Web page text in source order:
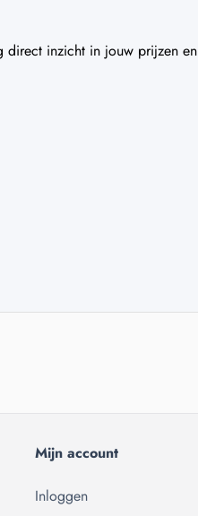
direct inzicht in jouw prijzen en
Mijn account
Inloggen